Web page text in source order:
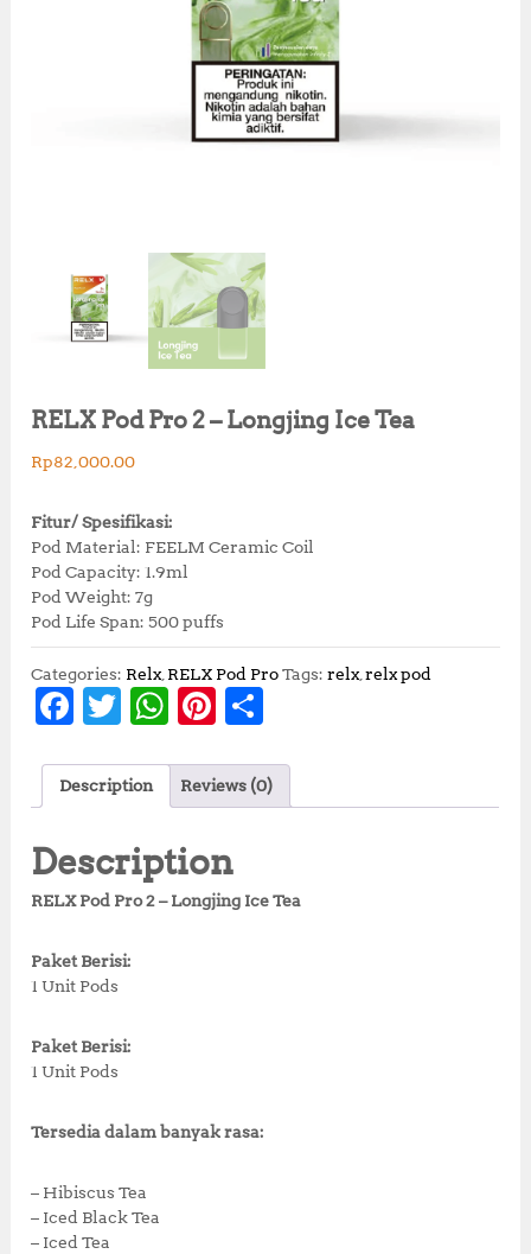
RELX Pod Pro 2 – Longjing Ice Tea
Rp82,000.00
Fitur/ Spesifikasi:
Pod Material: FEELM Ceramic Coil
Pod Capacity: 1.9ml
Pod Weight: 7g
Pod Life Span: 500 puffs
Categories: Relx,RELX Pod ProTags:relx,relx pod
F
c
b
o
k
T
it
r
W
at
s
A
p
Pi
te
r
e
st
a
r
Description Reviews (0)
Description
RELX Pod Pro 2 – Longjing Ice Tea
Paket Berisi:
1 Unit Pods
Paket Berisi:
1 Unit Pods
Tersedia dalam banyak rasa:
– Hibiscus Tea
– Iced Black Tea
– Iced Tea